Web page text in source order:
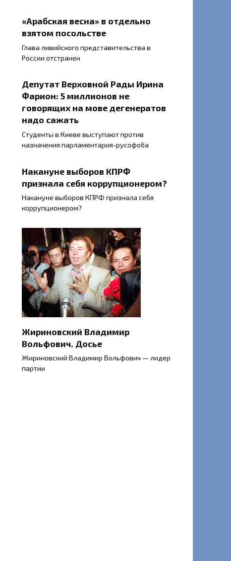
«Арабская весна» в отдельно
взятом посольстве
Глава ливийского представительства в
России отстранен
Депутат Верховной Рады Ирина
Фарион: 5 миллионов не
говорящих на мове дегенератов
надо сажать
Студенты в Киеве выступают против
назначения парламентария-русофоба
Накануне выборов КПРФ
признала себя коррупционером?
Накануне выборов КПРФ признала себя
коррупционером?
Жириновский Владимир
Вольфович. Досье
Жириновский Владимир Вольфович — лидер
партии